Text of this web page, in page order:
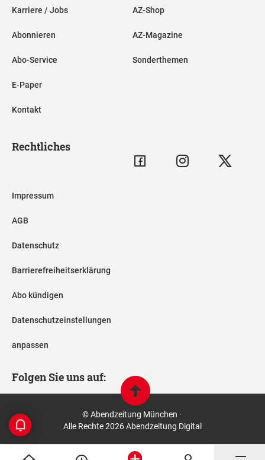
Karriere / Jobs
Abonnieren
Abo-Service
E-Paper
Kontakt
AZ-Shop
AZ-Magazine
Sonderthemen
Rechtliches
Impressum
AGB
Datenschutz
Barrierefreiheitserklärung
Abo kündigen
Datenschutzeinstellungen
anpassen
Folgen Sie uns auf:
© Abendzeitung München ·
Alle Rechte 2026 Abendzeitung Digital